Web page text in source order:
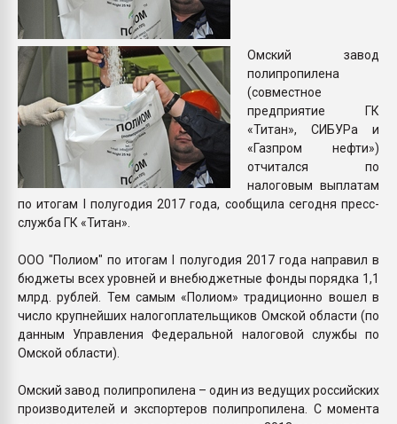
Омский завод
полипропилена
(совместное
предприятие ГК
«Титан», СИБУРа и
«Газпром нефти»)
отчитался по
налоговым выплатам
по итогам I полугодия 2017 года, сообщила сегодня пресс-
служба ГК «Титан».
ООО "Полиом" по итогам I полугодия 2017 года направил в
бюджеты всех уровней и внебюджетные фонды порядка 1,1
млрд. рублей. Тем самым «Полиом» традиционно вошел в
число крупнейших налогоплательщиков Омской области (по
данным Управления Федеральной налоговой службы по
Омской области).
Омский завод полипропилена – один из ведущих российских
производителей и экспортеров полипропилена. С момента